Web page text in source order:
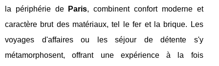
la périphérie de
Paris, combinent confort moderne et
caractère brut des matériaux, tel le fer et la brique. Les
voyages d'affaires ou les séjour de détente s'y
métamorphosent, offrant une expérience à la fois